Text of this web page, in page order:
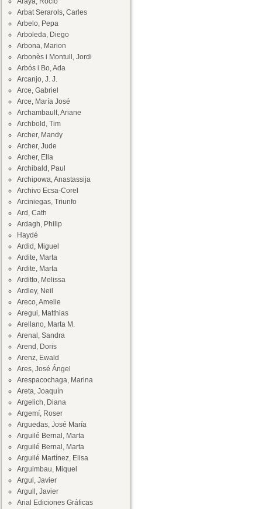
Arbat Serarols, Carles
Arbelo, Pepa
Arboleda, Diego
Arbona, Marion
Arbonès i Montull, Jordi
Arbós i Bo, Ada
Arcanjo, J. J.
Arce, Gabriel
Arce, María José
Archambault, Ariane
Archbold, Tim
Archer, Mandy
Archer, Jude
Archer, Ella
Archibald, Paul
Archipowa, Anastassija
Archivo Ecsa-Corel
Arciniegas, Triunfo
Ard, Cath
Ardagh, Philip
Haydé
Ardid, Miguel
Ardite, Marta
Ardite, Marta
Arditto, Melissa
Ardley, Neil
Areco, Amelie
Aregui, Matthias
Arellano, Marta M.
Arenal, Sandra
Arend, Doris
Arenz, Ewald
Ares, José Ángel
Arespacochaga, Marina
Areta, Joaquín
Argelich, Diana
Argemí, Roser
Arguedas, José María
Arguilé Bernal, Marta
Arguilé Bernal, Marta
Arguilé Martínez, Elisa
Arguimbau, Miquel
Argul, Javier
Argull, Javier
Arial Ediciones Gráficas